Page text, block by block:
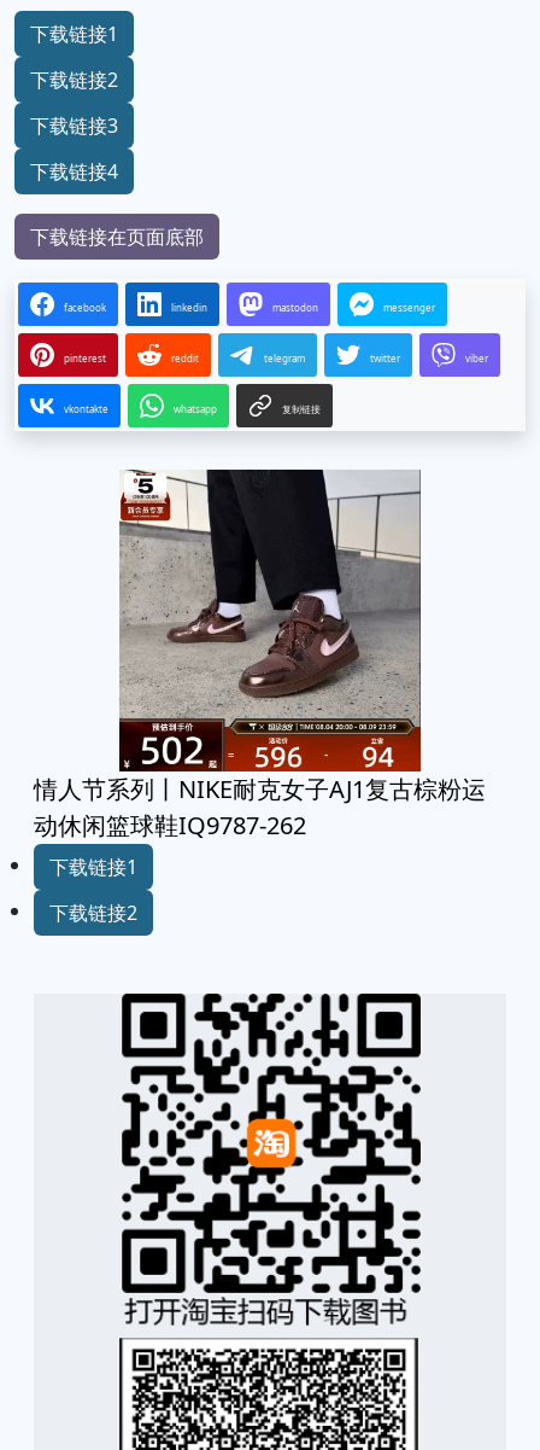
下载链接1
下载链接2
下载链接3
下载链接4
下载链接在页面底部
facebook linkedin mastodon messenger
pinterest reddit telegram twitter viber
vkontakte whatsapp 复制链接
情人节系列丨NIKE耐克女子AJ1复古棕粉运
动休闲篮球鞋IQ9787-262
下载链接1
下载链接2